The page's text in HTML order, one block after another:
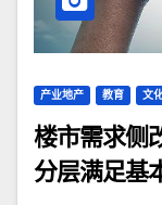
产业地产 教育 文
楼市需求侧
分层满足基